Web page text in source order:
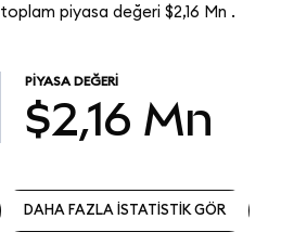
toplam piyasa değeri $2,16 Mn .
PIYASA DEĞERI
$2,16 Mn
DAHA FAZLA İSTATİSTİK GÖR